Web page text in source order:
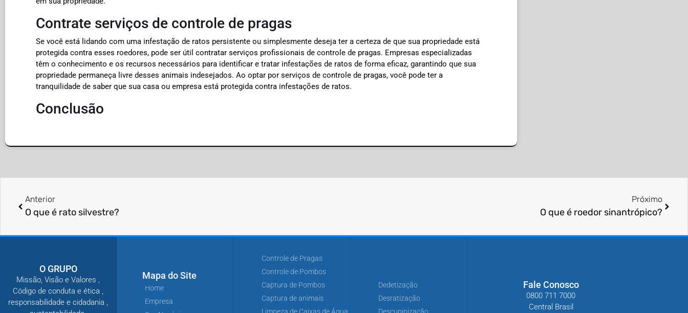
Contrate serviços de controle de pragas
Se você está lidando com uma infestação de ratos persistente ou simplesmente deseja ter a certeza de que sua propriedade está
protegida contra esses roedores, pode ser útil contratar serviços profissionais de controle de pragas. Empresas especializadas
têm o conhecimento e os recursos necessários para identificar e tratar infestações de ratos de forma eficaz, garantindo que sua
propriedade permaneça livre desses animais indesejados. Ao optar por serviços de controle de pragas, você pode ter a
tranquilidade de saber que sua casa ou empresa está protegida contra infestações de ratos.
Conclusão
Anterior
O que é rato silvestre?
Próximo
O que é roedor sinantrópico?
O GRUPO
Missão, Visão e Valores ,
Código de conduta e ética ,
responsabilidade e cidadania ,
Mapa do Site
Home
Empresa
Controle de Pragas
Controle de Pombos
Captura de Pombos
Captura de animais
Dedetização
Desratização
Fale Conosco
0800 711 7000
Central Brasil